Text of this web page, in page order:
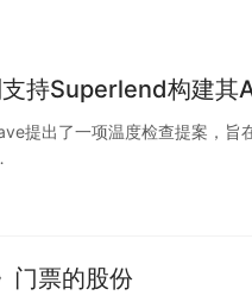
持Superlend构建其
提出了一项温度检查提案，旨
门票的股份